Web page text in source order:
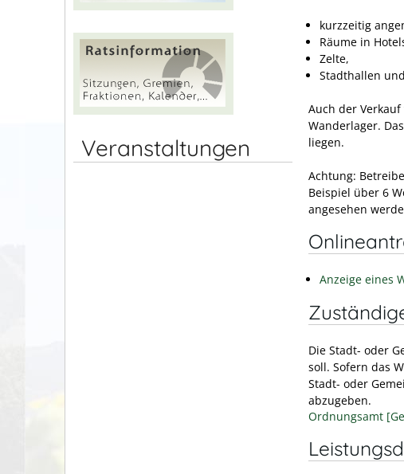
Veranstaltungen
kurzzeitig
Räume in
Zelte,
Stadthallen
Auch der
Wanderlager.
liegen.
Achtung:
Beispiel über 6
angesehen
Anzeige eines
Die Stadt- oder
soll. Sofern das
Stadt- oder
abzugeben.
Ordnungsamt